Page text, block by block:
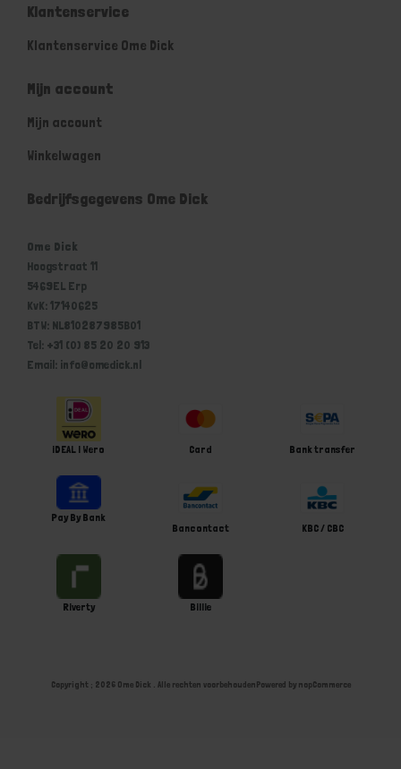
Klantenservice
Klantenservice Ome Dick
Mijn account
Mijn account
Winkelwagen
Bedrijfsgegevens Ome Dick
Ome Dick
Hoogstraat 11
5469EL Erp
KvK: 17140625
BTW: NL810287985B01
Tel: +31 (0) 85 20 20 913
Email: info@omedick.nl
iDEAL | Wero Card Bank transfer
Pay By Bank
Bancontact
KBC / CBC
Riverty Billie
Copyright ; 2026 Ome Dick . Alle rechten voorbehoudenPowered by nopCommerce